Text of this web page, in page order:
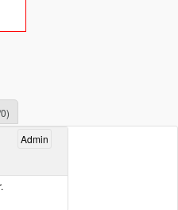
Admin